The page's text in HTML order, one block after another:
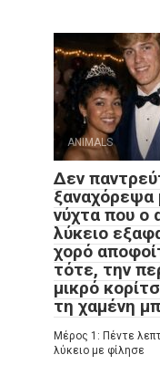
ANIMALS
Δεν
ξαναχόρεψα
νύχτα που ο
λύκειο
χορό
τότε, την
μικρό
τη χαμένη
Μέρος 1: Πέντε
λύκειο με φίλησε